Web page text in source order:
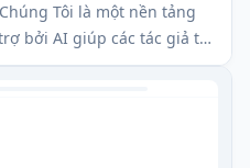
Tôi là một nền tảng
bởi AI giúp các tác giả tạo
dài thông qua một quy
sự trợ giúp của AI.